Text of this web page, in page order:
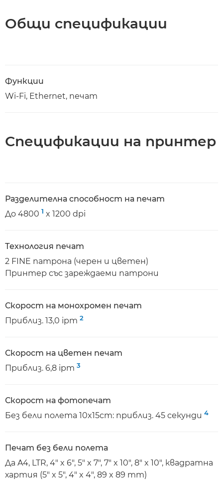
Общи спецификации
Функции
Wi-Fi, Ethernet, печат
Спецификации на принтер
Разделителна способност на печат
До 4800 1 x 1200 dpi
Технология печат
2 FINE патрона (черен и цветен)
Принтер със зареждаеми патрони
Скорост на монохромен печат
Приблиз. 13,0 ipm 2
Скорост на цветен печат
Приблиз. 6,8 ipm 3
Скорост на фотопечат
Без бели полета 10x15cm: приблиз. 45 секунди 4
Печат без бели полета
Да A4, LTR, 4" x 6", 5" x 7", 7" x 10", 8" x 10", квадратна
хартия (5" x 5", 4" x 4", 89 x 89 mm)